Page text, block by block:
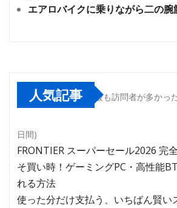
エアロバイクに乗りながら二の腕
人気記事 最も訪問者が多かっ
日間)
FRONTIER スーパーセール2026 完
そ買い時！ゲーミングPC・高性能
れる方法
使った分だけ支払う、いちばん賢い